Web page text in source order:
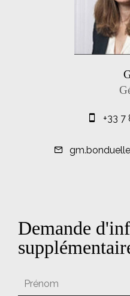
+33 7
Demande